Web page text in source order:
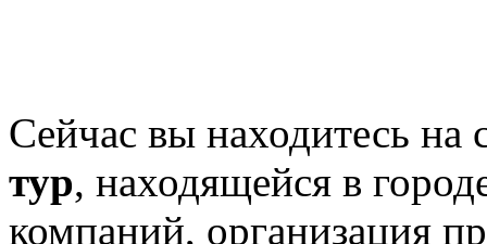
Сейчас вы находитесь на
тур, находящейся в
компаний, организация